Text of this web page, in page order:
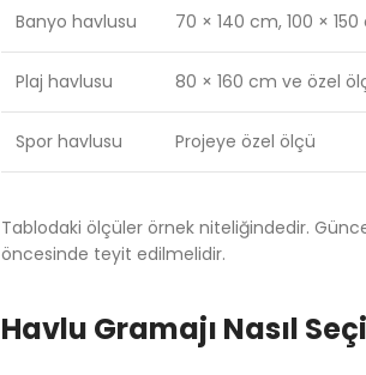
Banyo havlusu 70 × 140 cm, 100 ×
Plaj havlusu 80 × 160 cm ve özel
Spor havlusu Projeye özel ölçü
Tablodaki ölçüler örnek niteliğindedir.
öncesinde teyit edilmelidir.
Havlu Gramajı Nasıl